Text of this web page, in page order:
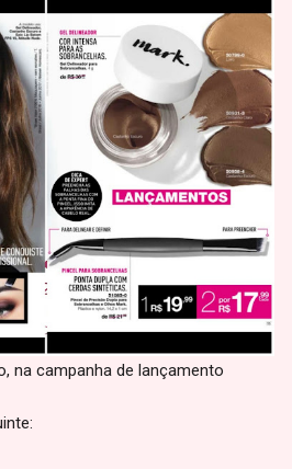
na campanha de lançamento